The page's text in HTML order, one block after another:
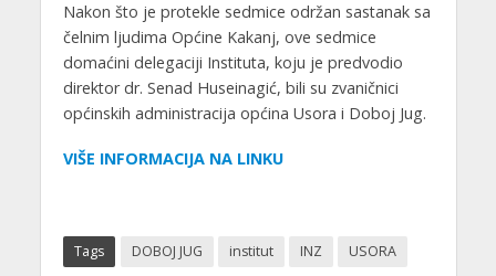
Nakon što je protekle sedmice održan sastanak sa
čelnim ljudima Općine Kakanj, ove sedmice
domaćini delegaciji Instituta, koju je predvodio
direktor dr. Senad Huseinagić, bili su zvaničnici
općinskih administracija općina Usora i Doboj Jug.
VIŠE INFORMACIJA NA LINKU
Tags DOBOJ JUG institut INZ USORA